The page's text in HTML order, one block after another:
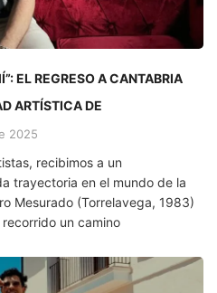
ARTÍSTICA DE
2025
recibimos a un
trayectoria en el mundo de la
Mesurado (Torrelavega, 1983)
un camino